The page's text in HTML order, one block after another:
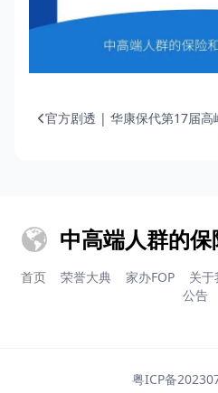
官方剧透 | 华康保代第17届高
中高端人群的
首页 荣誉大典 家办FOP 关于
公告
粤ICP备